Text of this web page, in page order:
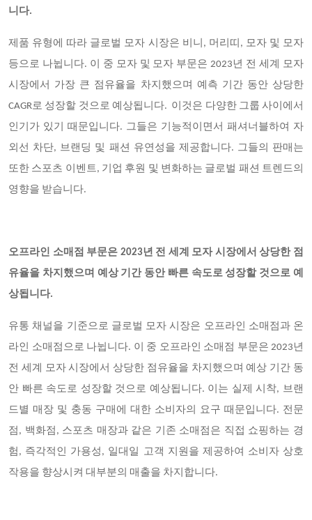
니다.
제품 유형에 따라 글로벌 모자 시장은 비니, 머리띠, 모자 및 모자
등으로 나뉩니다. 이 중 모자 및 모자 부문은 2023년 전 세계 모자
시장에서 가장 큰 점유율을 차지했으며 예측 기간 동안 상당한
CAGR로 성장할 것으로 예상됩니다. 이것은 다양한 그룹 사이에서
인기가 있기 때문입니다. 그들은 기능적이면서 패셔너블하여 자
외선 차단, 브랜딩 및 패션 유연성을 제공합니다. 그들의 판매는
또한 스포츠 이벤트, 기업 후원 및 변화하는 글로벌 패션 트렌드의
영향을 받습니다.
오프라인 소매점 부문은 2023년 전 세계 모자 시장에서 상당한 점
유율을 차지했으며 예상 기간 동안 빠른 속도로 성장할 것으로 예
상됩니다.
유통 채널을 기준으로 글로벌 모자 시장은 오프라인 소매점과 온
라인 소매점으로 나뉩니다. 이 중 오프라인 소매점 부문은 2023년
전 세계 모자 시장에서 상당한 점유율을 차지했으며 예상 기간 동
안 빠른 속도로 성장할 것으로 예상됩니다. 이는 실제 시착, 브랜
드별 매장 및 충동 구매에 대한 소비자의 요구 때문입니다. 전문
점, 백화점, 스포츠 매장과 같은 기존 소매점은 직접 쇼핑하는 경
험, 즉각적인 가용성, 일대일 고객 지원을 제공하여 소비자 상호
작용을 향상시켜 대부분의 매출을 차지합니다.